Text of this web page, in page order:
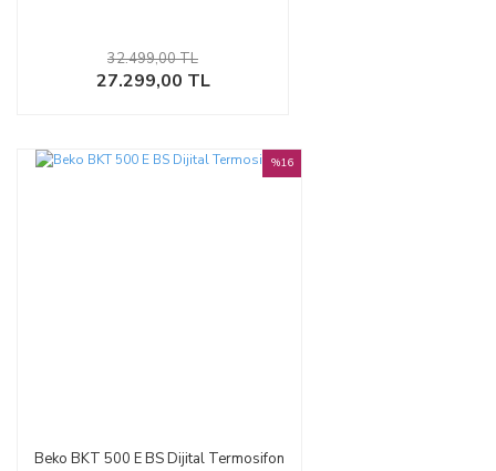
27.299,00 TL
32.499,00 TL
Beko BKT 500 E BS Dijital Termosifon
%16